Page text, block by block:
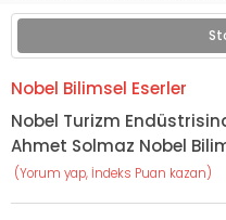
Nobel Bilimsel Eserler
Nobel Turizm
Ahmet Solmaz Nobel
(Yorum yap, İndeks Puan kazan)